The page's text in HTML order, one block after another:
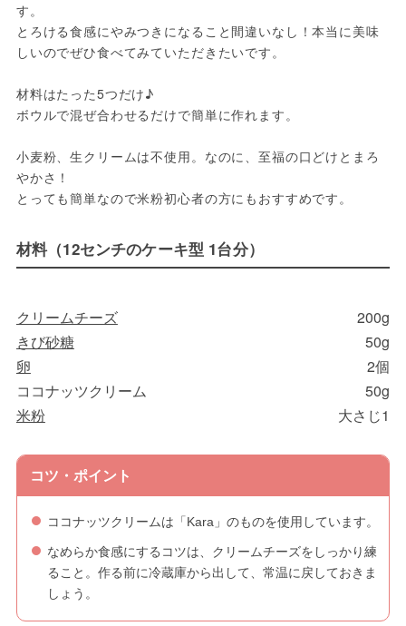
す。
とろける食感にやみつきになること間違いなし！本当に美味
しいのでぜひ食べてみていただきたいです。
材料はたった5つだけ♪
ボウルで混ぜ合わせるだけで簡単に作れます。
小麦粉、生クリームは不使用。なのに、至福の口どけとまろ
やかさ！
とっても簡単なので米粉初心者の方にもおすすめです。
材料（12センチのケーキ型 1台分）
クリームチーズ
200g
きび砂糖
50g
卵
2個
ココナッツクリーム
50g
米粉
大さじ1
コツ・ポイント
ココナッツクリームは「Kara」のものを使用しています。
なめらか食感にするコツは、クリームチーズをしっかり練
ること。作る前に冷蔵庫から出して、常温に戻しておきま
しょう。